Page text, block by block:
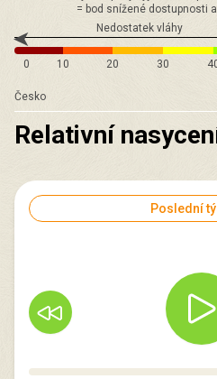
= bod snížené dostupnosti
Nedostatek vláhy
0 10 20 30
Česko
Relativní
Poslední